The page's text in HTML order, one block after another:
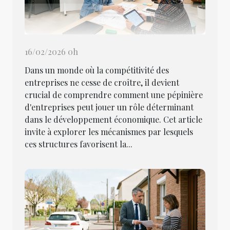
16/02/2026 0h
Dans un monde où la compétitivité des
entreprises ne cesse de croître, il devient
crucial de comprendre comment une pépinière
d'entreprises peut jouer un rôle déterminant
dans le développement économique. Cet article
invite à explorer les mécanismes par lesquels
ces structures favorisent la...